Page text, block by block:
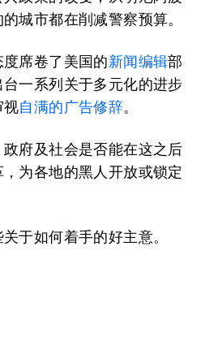
城市都在削减警察预算。
席卷了美国的新闻编辑部
一系列关于多元化的进步
视自满的广告修辞。
府及社会是否能在这之后
为各地的黑人开放或锁定
于如何着手的好主意。